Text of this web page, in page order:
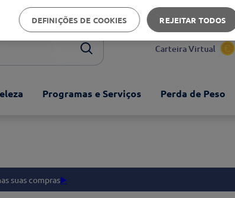
Carteira Virtual
Programas e Serviços Perda de Peso
suas compras▶️
DEFINIÇÕES DE COOKIES REJEITAR TODOS